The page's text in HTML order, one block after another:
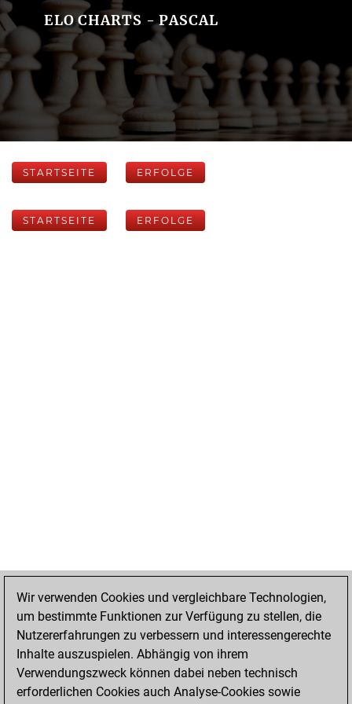
ELO CHARTS - PASCAL
STARTSEITE ERFOLGE
STARTSEITE ERFOLGE
Wir verwenden Cookies und vergleichbare Technologien,
um bestimmte Funktionen zur Verfügung zu stellen, die
Nutzererfahrungen zu verbessern und interessengerechte
Inhalte auszuspielen. Abhängig von ihrem
Verwendungszweck können dabei neben technisch
erforderlichen Cookies auch Analyse-Cookies sowie